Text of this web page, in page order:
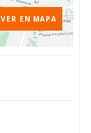
VER EN MAPA